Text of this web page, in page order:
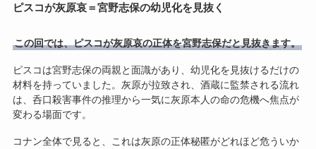
ピスコが灰原哀＝宮野志保の幼児化を見抜く
この回では、ピスコが灰原哀の正体を宮野志保だと見抜きます。
ピスコは宮野志保の両親と面識があり、幼児化を見抜けるだけの
材料を持っていました。灰原が拉致され、酒蔵に監禁される流れ
は、呑口殺害事件の推理から一気に灰原本人の命の危機へ焦点が
変わる場面です。
コナン全体で見ると、これは灰原の正体秘匿がどれほど危ういか